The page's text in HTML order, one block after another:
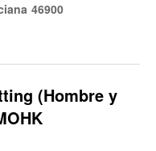
46900
(Hombre y